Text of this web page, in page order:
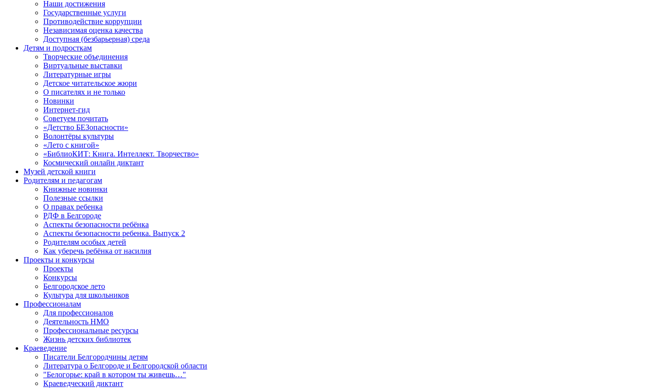
Наши достижения
Государственные услуги
Противодействие коррупции
Независимая оценка качества
Доступная (безбарьерная) среда
Детям и подросткам
Творческие объединения
Виртуальные выставки
Литературные игры
Детское читательское жюри
О писателях и не только
Новинки
Интернет-гид
Советуем почитать
«Детство БЕЗопасности»
Волонтёры культуры
«Лето с книгой»
«БиблиоКИТ: Книга. Интеллект. Творчество»
Космический онлайн диктант
Музей детской книги
Родителям и педагогам
Книжные новинки
Полезные ссылки
О правах ребенка
РДФ в Белгороде
Аспекты безопасности ребёнка
Аспекты безопасности ребенка. Выпуск 2
Родителям особых детей
Как уберечь ребёнка от насилия
Проекты и конкурсы
Проекты
Конкурсы
Белгородское лето
Культура для школьников
Профессионалам
Для профессионалов
Деятельность НМО
Профессиональные ресурсы
Жизнь детских библиотек
Краеведение
Писатели Белгородчины детям
Литература о Белгороде и Белгородской области
"Белогорье: край в котором ты живешь…"
Краеведческий диктант